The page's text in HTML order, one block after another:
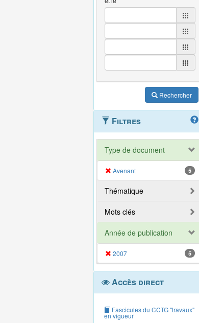
Rechercher
Filtres
Type de document
Avenant 5
Thématique
Mots clés
Année de publication
2007 5
Accès direct
Fascicules du CCTG "travaux"
en vigueur